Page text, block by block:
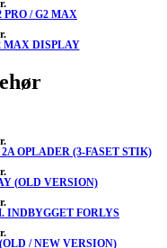
/ G2 MAX
MAX DISPLAY
OPLADER (3-FASET STIK)
(OLD VERSION)
INDBYGGET FORLYS
/ NEW VERSION)